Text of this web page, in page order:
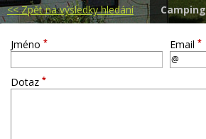
<<Zpět na výsledky hledání Camping
Jméno * Email *
Dotaz *